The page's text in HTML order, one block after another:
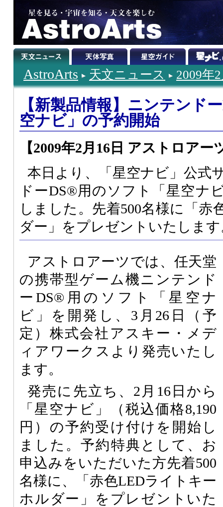
AstroArts 天文ニュース 2009年
【新製品情報】ニンテンド
空ナビ」の予約開始
【2009年2月16日 アストロアー
本日より、「星空ナビ」公式
ドーDS®用のソフト「星空ナ
しました。先着500名様に「赤
ダー」をプレゼントいたしま
アストロアーツでは、任天堂
の携帯型ゲーム機ニンテンド
ーDS®用のソフト「星空ナ
ビ」を開発し、3月26日（予
定）株式会社アスキー・メデ
ィアワークスより発売いたし
ます。
発売に先立ち、2月16日から
「星空ナビ」（税込価格8,190
円）の予約受け付けを開始し
ました。予約特典として、お
申込みをいただいた方先着500
名様に、「赤色LEDライトキー
ホルダー」をプレゼントいた